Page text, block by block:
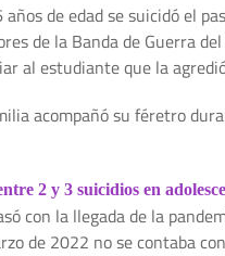
de edad se suicidó el
de la Banda de Guerra
al estudiante que la
acompañó su féretro
2 y 3 suicidios en
con la llegada de la
de 2022 no se contaba